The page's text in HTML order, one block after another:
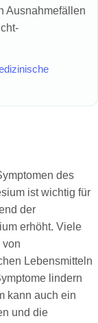
Ausnahmefällen
des
ist wichtig für
der
erhöht. Viele
von
Lebensmitteln
lindern
kann auch ein
und die